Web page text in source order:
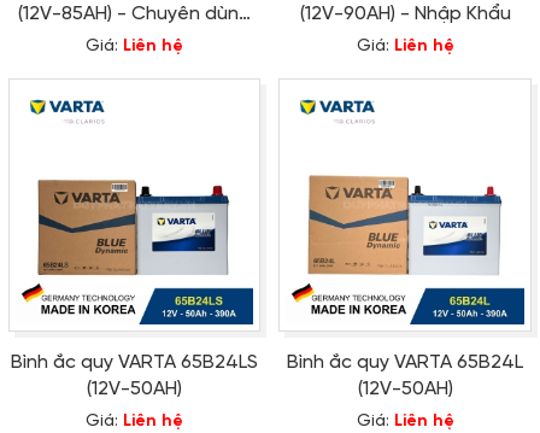
(12V-85AH) - Chuyên dùng
Ford Explorer
Giá: Liên hệ
(12V-90AH) - Nhập Khẩu
Giá: Liên hệ
Bình ắc quy VARTA 65B24LS
(12V-50AH)
Giá: Liên hệ
Bình ắc quy VARTA 65B24L
(12V-50AH)
Giá: Liên hệ